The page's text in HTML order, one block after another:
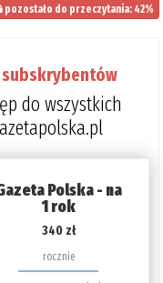
pozostało do przeczytania: 42%
do wszystkich
Polska - na
1 rok
340 zł
rocznie